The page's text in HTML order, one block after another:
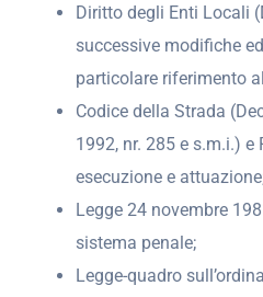
Diritto degli Enti Locali
successive modifiche
particolare riferimento
Codice della Strada
1992, nr. 285 e s.m.i.) e
esecuzione e
Legge 24 novembre
sistema penale;
Legge-quadro